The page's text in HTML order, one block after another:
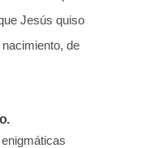
Jesús quiso
de